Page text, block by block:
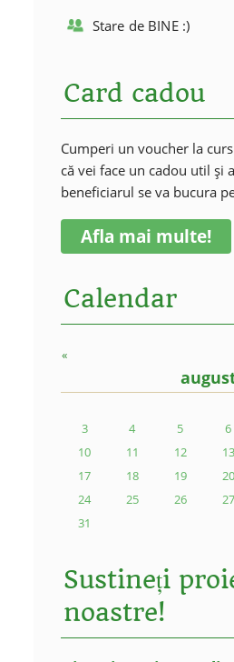
Stare de BINE :)
Card cadou
Cumperi un voucher la
că vei face un cadou util și
beneficiarul se va bucura
Afla mai multe!
Calendar
«
3
4 5 6
10
11 12 13
17
18 19 20
24
25 26 27
31
Sustineți
noastre!